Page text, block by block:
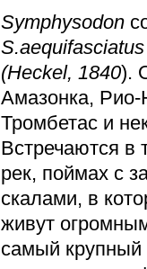
Symphysodon
(Heckel, 1840).
Амазонка, Рио-
Тромбетас и
Встречаются в
рек, поймах с
скалами, в
живут
самый крупный